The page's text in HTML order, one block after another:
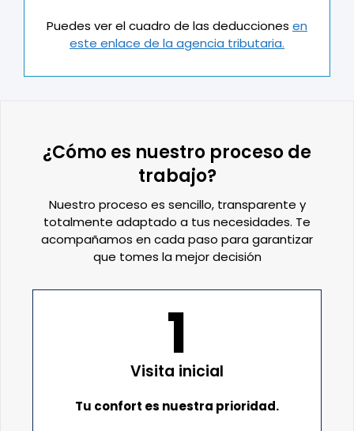
Puedes ver el cuadro de las deducciones en
este enlace de la agencia tributaria.
¿Cómo es nuestro proceso de
trabajo?
Nuestro proceso es sencillo, transparente y
totalmente adaptado a tus necesidades. Te
acompañamos en cada paso para garantizar
que tomes la mejor decisión
1
Visita inicial
Tu confort es nuestra prioridad.